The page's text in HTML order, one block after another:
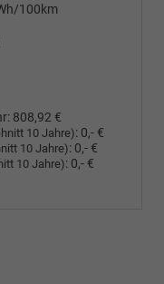
100km
808,92 €
10 Jahre): 0,- €
10 Jahre): 0,- €
10 Jahre): 0,- €